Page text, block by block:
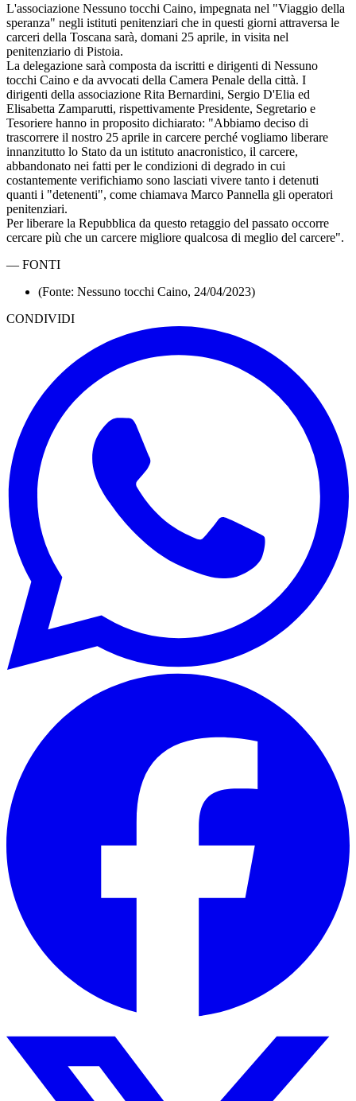
L'associazione Nessuno tocchi Caino, impegnata nel "Viaggio della
speranza" negli istituti penitenziari che in questi giorni attraversa le
carceri della Toscana sarà, domani 25 aprile, in visita nel
penitenziario di Pistoia.
La delegazione sarà composta da iscritti e dirigenti di Nessuno
tocchi Caino e da avvocati della Camera Penale della città. I
dirigenti della associazione Rita Bernardini, Sergio D'Elia ed
Elisabetta Zamparutti, rispettivamente Presidente, Segretario e
Tesoriere hanno in proposito dichiarato: "Abbiamo deciso di
trascorrere il nostro 25 aprile in carcere perché vogliamo liberare
innanzitutto lo Stato da un istituto anacronistico, il carcere,
abbandonato nei fatti per le condizioni di degrado in cui
costantemente verifichiamo sono lasciati vivere tanto i detenuti
quanti i "detenenti", come chiamava Marco Pannella gli operatori
penitenziari.
Per liberare la Repubblica da questo retaggio del passato occorre
cercare più che un carcere migliore qualcosa di meglio del carcere".
— FONTI
(Fonte: Nessuno tocchi Caino, 24/04/2023)
CONDIVIDI